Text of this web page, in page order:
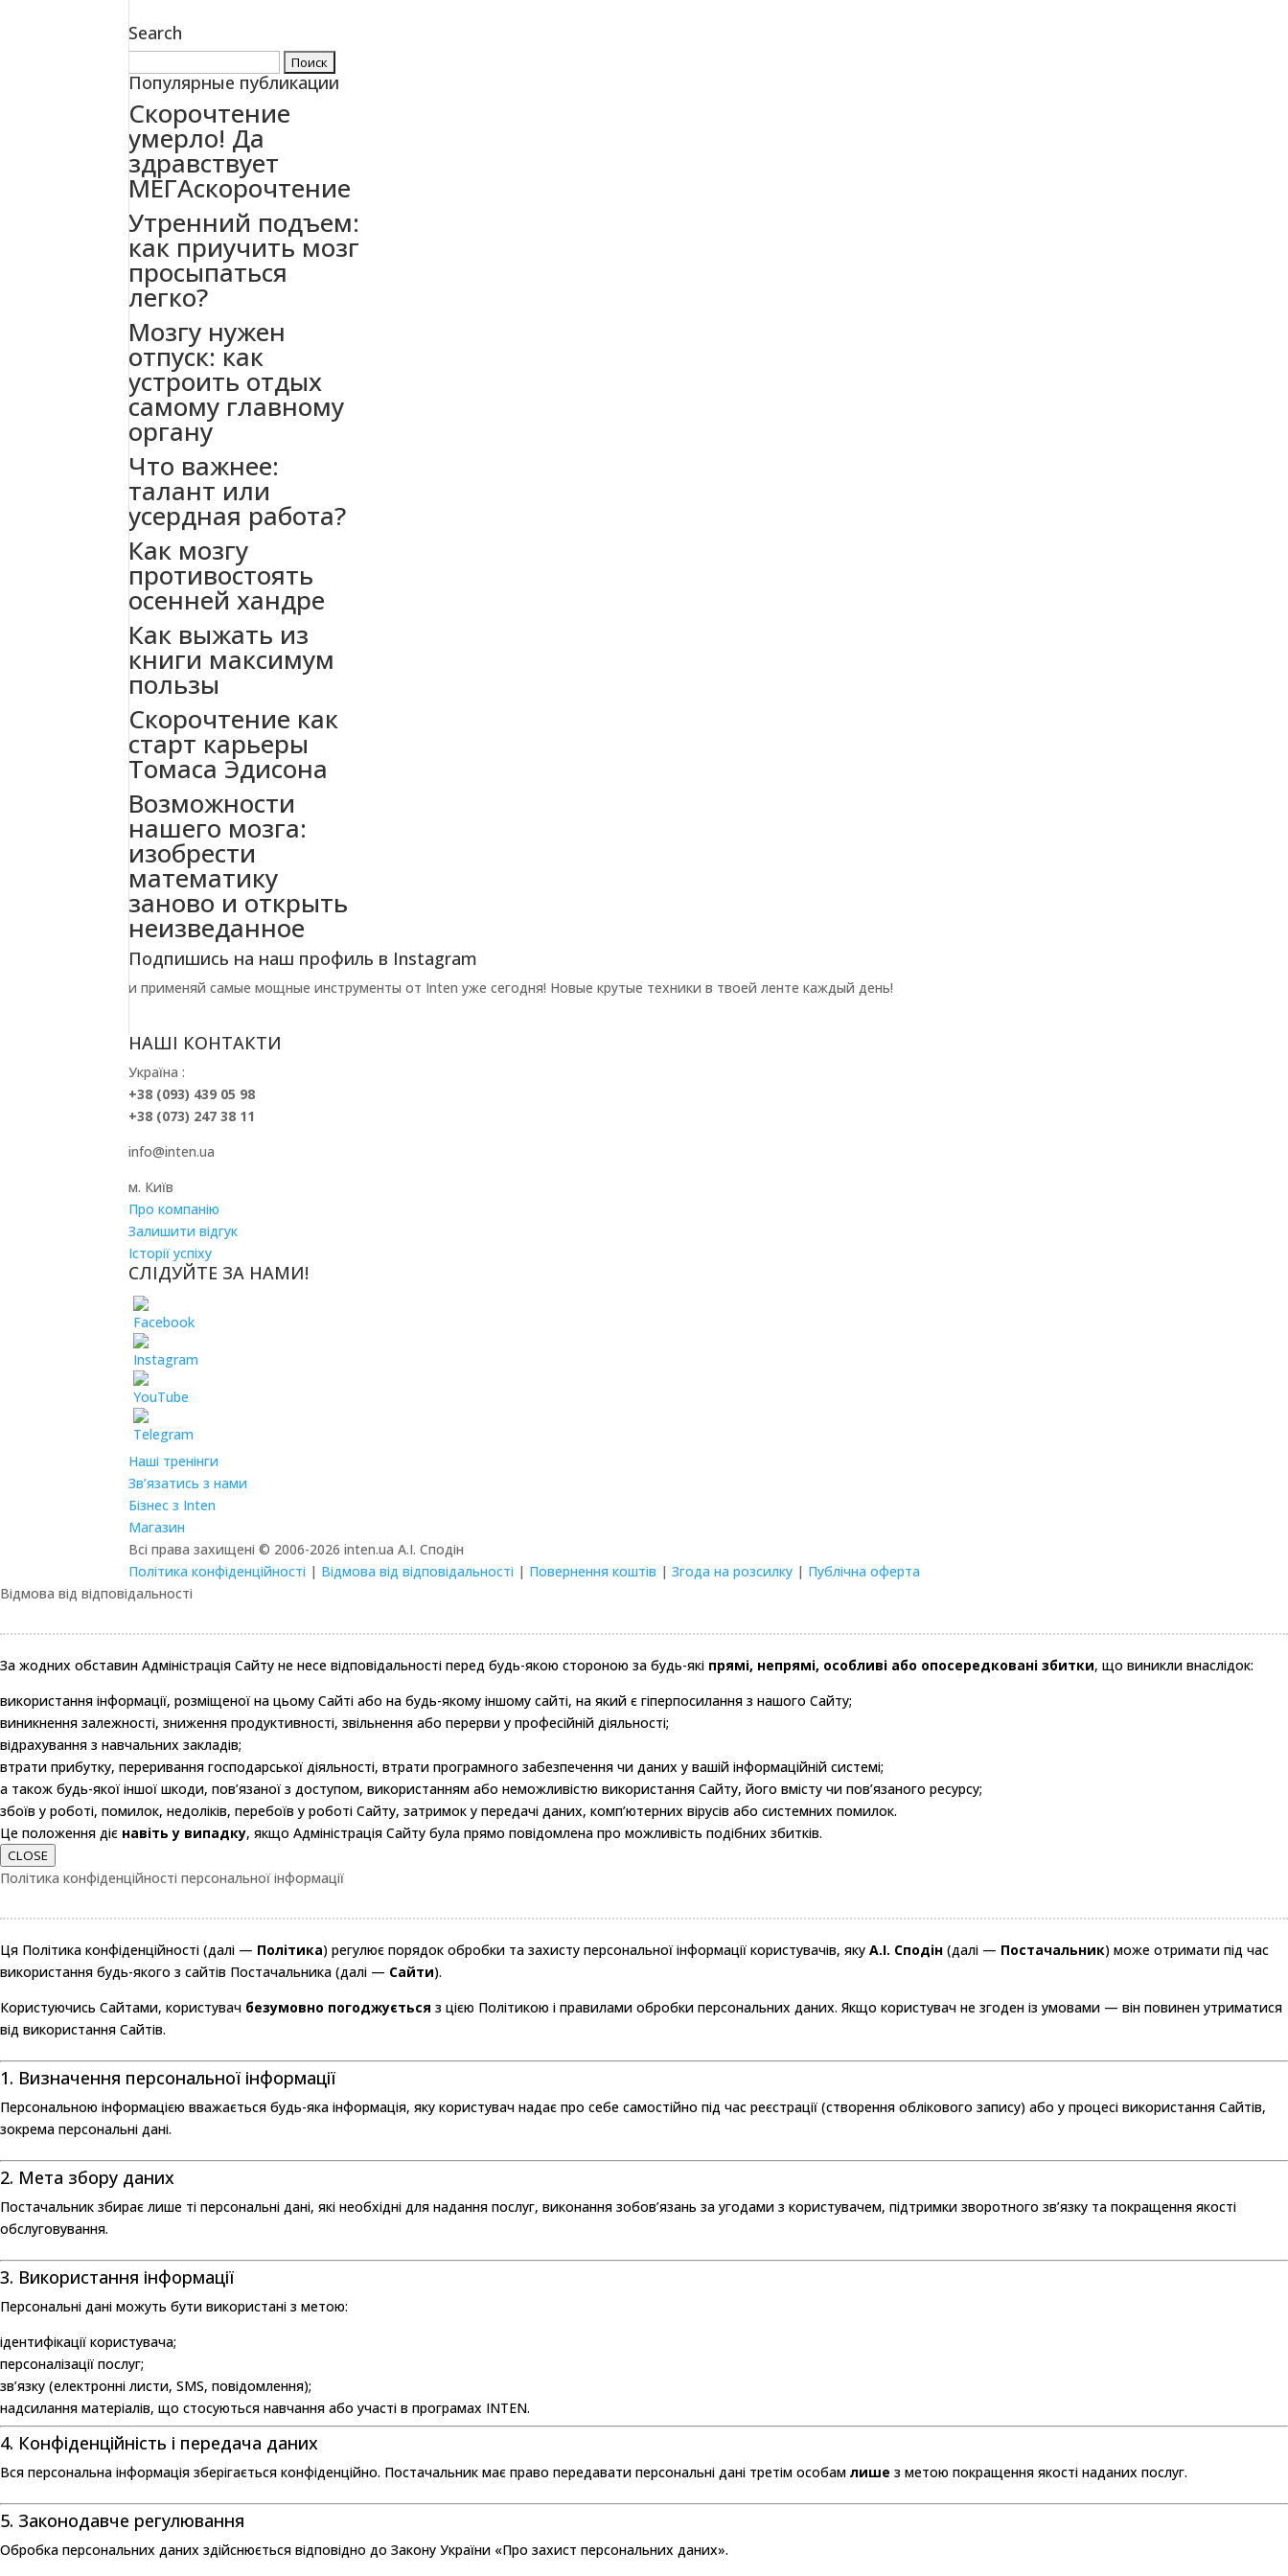
Search
Популярные публикации
Скорочтение
умерло! Да
здравствует
МЕГАскорочтение
Утренний подъем:
как приучить мозг
просыпаться
легко?
Мозгу нужен
отпуск: как
устроить отдых
самому главному
органу
Что важнее:
талант или
усердная работа?
Как мозгу
противостоять
осенней хандре
Как выжать из
книги максимум
пользы
Скорочтение как
старт карьеры
Томаса Эдисона
Возможности
нашего мозга:
изобрести
математику
заново и открыть
неизведанное
Подпишись на наш профиль в Instagram
и применяй самые мощные инструменты от Inten уже сегодня! Новые крутые техники в твоей ленте каждый день!
НАШІ КОНТАКТИ
Україна :
+38 (093) 439 05 98
+38 (073) 247 38 11
info@inten.ua
м. Київ
Про компанію
Залишити відгук
Історії успіху
СЛІДУЙТЕ ЗА НАМИ!
Наші тренінги
Зв’язатись з нами
Бізнес з Inten
Магазин
Всі права захищені © 2006-2026 inten.ua А.І. Сподін
Політика конфіденційності | Відмова від відповідальності | Повернення коштів |Згода на розсилку | Публічна оферта
Відмова від відповідальності
За жодних обставин Адміністрація Сайту не несе відповідальності перед будь-якою стороною за будь-які прямі, непрямі, особливі або опосередковані збитки, що виникли внаслідок:
використання інформації, розміщеної на цьому Сайті або на будь-якому іншому сайті, на який є гіперпосилання з нашого Сайту;
виникнення залежності, зниження продуктивності, звільнення або перерви у професійній діяльності;
відрахування з навчальних закладів;
втрати прибутку, переривання господарської діяльності, втрати програмного забезпечення чи даних у вашій інформаційній системі;
а також будь-якої іншої шкоди, пов’язаної з доступом, використанням або неможливістю використання Сайту, його вмісту чи пов’язаного ресурсу;
збоїв у роботі, помилок, недоліків, перебоїв у роботі Сайту, затримок у передачі даних, комп’ютерних вірусів або системних помилок.
Це положення діє навіть у випадку, якщо Адміністрація Сайту була прямо повідомлена про можливість подібних збитків.
CLOSE
Політика конфіденційності персональної інформації
Ця Політика конфіденційності (далі — Політика) регулює порядок обробки та захисту персональної інформації користувачів, яку А.І. Сподін (далі — Постачальник) може отримати під час
використання будь-якого з сайтів Постачальника (далі — Сайти).
Користуючись Сайтами, користувач безумовно погоджується з цією Політикою і правилами обробки персональних даних. Якщо користувач не згоден із умовами — він повинен утриматися
від використання Сайтів.
1. Визначення персональної інформації
Персональною інформацією вважається будь-яка інформація, яку користувач надає про себе самостійно під час реєстрації (створення облікового запису) або у процесі використання Сайтів,
зокрема персональні дані.
2. Мета збору даних
Постачальник збирає лише ті персональні дані, які необхідні для надання послуг, виконання зобов’язань за угодами з користувачем, підтримки зворотного зв’язку та покращення якості
обслуговування.
3. Використання інформації
Персональні дані можуть бути використані з метою:
ідентифікації користувача;
персоналізації послуг;
зв’язку (електронні листи, SMS, повідомлення);
надсилання матеріалів, що стосуються навчання або участі в програмах INTEN.
4. Конфіденційність і передача даних
Вся персональна інформація зберігається конфіденційно. Постачальник має право передавати персональні дані третім особам лише з метою покращення якості наданих послуг.
5. Законодавче регулювання
Обробка персональних даних здійснюється відповідно до Закону України «Про захист персональних даних».